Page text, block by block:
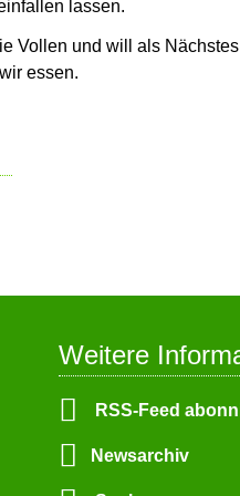
lassen.
Vollen und will als
essen.
Weitere
RSS-Feed
Newsarchiv